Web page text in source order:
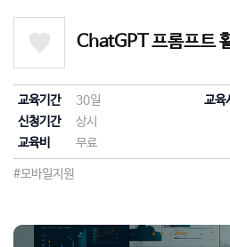
ChatGPT 프롬프트
교육기간 30일 교육
신청기간
상시
교육비
무료
#모바일지원